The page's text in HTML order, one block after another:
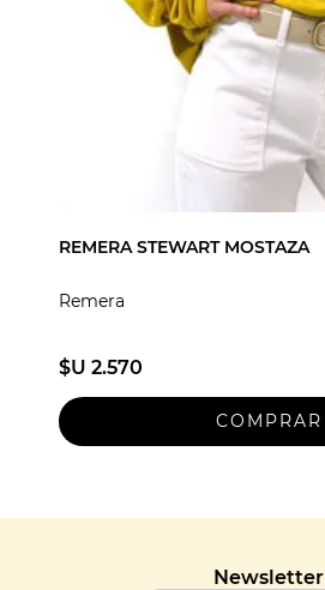
REMERA STEWART MOSTAZA
Remera
$U 2.570
Newsletter